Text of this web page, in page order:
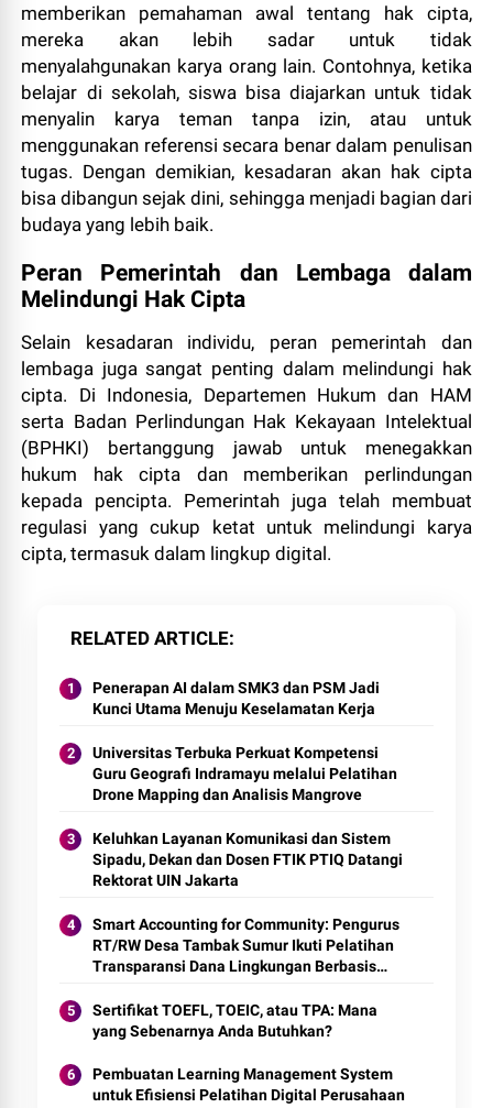
memberikan pemahaman awal tentang hak cipta,
mereka akan lebih sadar untuk tidak
menyalahgunakan karya orang lain. Contohnya, ketika
belajar di sekolah, siswa bisa diajarkan untuk tidak
menyalin karya teman tanpa izin, atau untuk
menggunakan referensi secara benar dalam penulisan
tugas. Dengan demikian, kesadaran akan hak cipta
bisa dibangun sejak dini, sehingga menjadi bagian dari
budaya yang lebih baik.
Peran Pemerintah dan Lembaga dalam
Melindungi Hak Cipta
Selain kesadaran individu, peran pemerintah dan
lembaga juga sangat penting dalam melindungi hak
cipta. Di Indonesia, Departemen Hukum dan HAM
serta Badan Perlindungan Hak Kekayaan Intelektual
(BPHKI) bertanggung jawab untuk menegakkan
hukum hak cipta dan memberikan perlindungan
kepada pencipta. Pemerintah juga telah membuat
regulasi yang cukup ketat untuk melindungi karya
cipta, termasuk dalam lingkup digital.
RELATED ARTICLE
Penerapan AI dalam SMK3 dan PSM Jadi
Kunci Utama Menuju Keselamatan Kerja
Universitas Terbuka Perkuat Kompetensi
Guru Geografi Indramayu melalui Pelatihan
Drone Mapping dan Analisis Mangrove
Keluhkan Layanan Komunikasi dan Sistem
Sipadu, Dekan dan Dosen FTIK PTIQ Datangi
Rektorat UIN Jakarta
Smart Accounting for Community: Pengurus
RT/RW Desa Tambak Sumur Ikuti Pelatihan
Transparansi Dana Lingkungan Berbasis
Sertifikat TOEFL, TOEIC, atau TPA: Mana
yang Sebenarnya Anda Butuhkan?
Pembuatan Learning Management System
untuk Efisiensi Pelatihan Digital Perusahaan